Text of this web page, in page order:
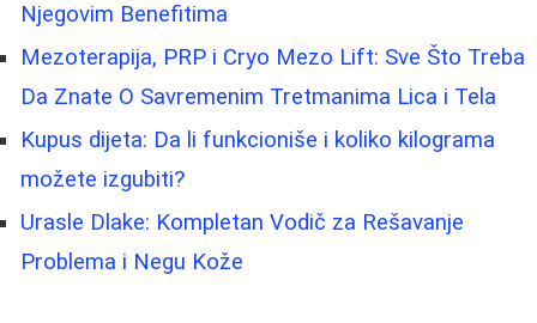
Njegovim Benefitima
Mezoterapija, PRP i Cryo Mezo Lift: Sve Što Treba
Da Znate O Savremenim Tretmanima Lica i Tela
Kupus dijeta: Da li funkcioniše i koliko kilograma
možete izgubiti?
Urasle Dlake: Kompletan Vodič za Rešavanje
Problema i Negu Kože